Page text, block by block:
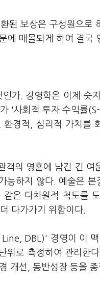
된 보상은 구성원으로
매몰되게 하여 결국
가. 경영학은 이제 숫
'사회적 투자 수익률
경적, 심리적 가치를
객의 영혼에 남긴 긴
능하지 않다. 예술은
은 다차원적 척도를
다가가기 위함이다.
DBL)' 경영이 이 맥
위로 측정하여 관리한
개선, 동반성장 등을